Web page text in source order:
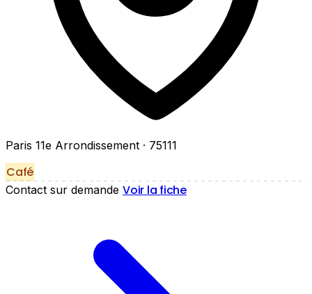
Paris 11e Arrondissement · 75111
Café
Contact sur demande Voir la fiche